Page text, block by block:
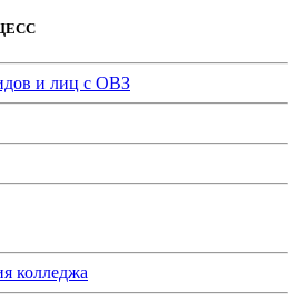
и лиц с ОВЗ
колледжа